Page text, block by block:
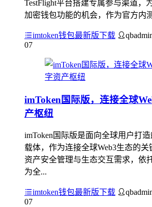
TestFlight平台搭建专属参与渠道，
加密钱包功能的机会，作为官方内
imtoken钱包最新版下载
07
imToken国际版，连接全球
产枢纽
imToken国际版是面向全球用户打
载体，作为连接全球Web3生态的
资产安全管理与生态交互需求，依
为全...
imtoken钱包最新版下载
07